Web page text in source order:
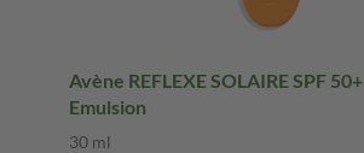
Avène REFLEXE SOLAIRE SPF 50+ 30 ml
Emulsion
30 ml